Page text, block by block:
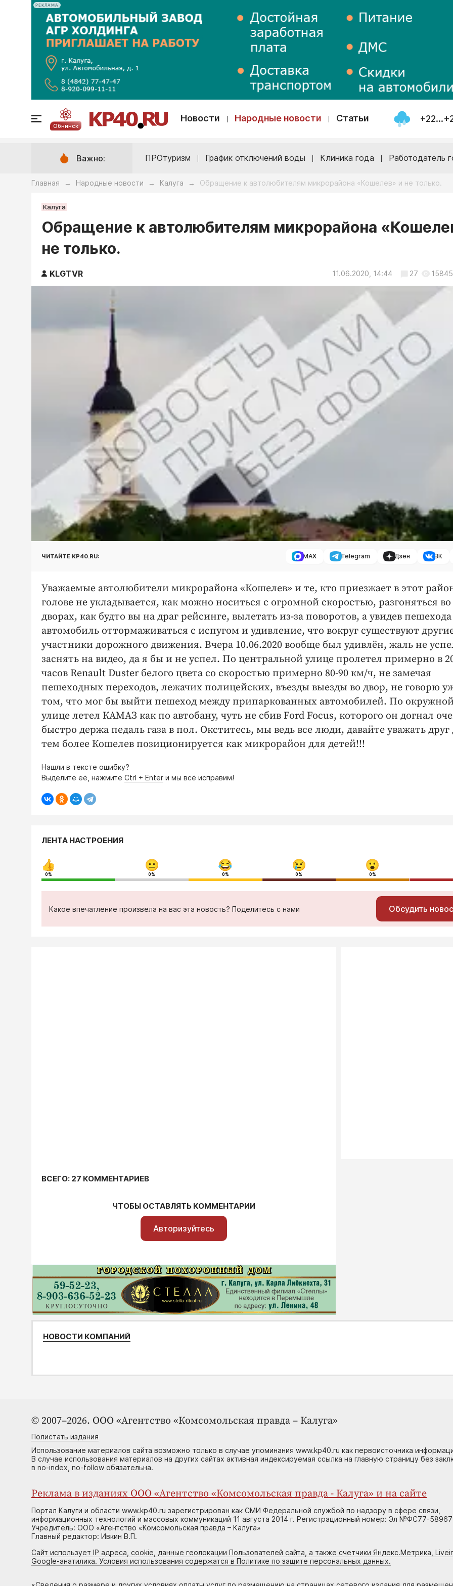
РЕКЛАМА
Обнинск
Новости Народные новости Статьи
Важно: ПРОтуризм График отключений воды Клиника года Работодатель
Главная → Народные новости → Калуга → Обращение к автолюбителям микрорайона «Кошелев» и не только.
Калуга
Обращение к автолюбителям микрорайона
не только.
KLGTVR 11.06.2020, 14:44 27 15845
ЧИТАЙТЕ KP40.RU: MAX Telegram Дзен ВК
Уважаемые автолюбители микрорайона «Кошелев» и те, кто приезжает в этот
голове не укладывается, как можно носиться с огромной скоростью, разгоняться во
дворах, как будто вы на драг рейсинге, вылетать из-за поворотов, а увидев
автомобиль оттормаживаться с испугом и удивление, что вокруг существуют
участники дорожного движения. Вчера 10.06.2020 вообще был удивлён, жаль не
заснять на видео, да я бы и не успел. По центральной улице пролетел примерно в
часов Renault Duster белого цвета со скоростью примерно 80-90 км/ч, не замечая
пешеходных переходов, лежачих полицейских, въезды выезды во двор, не говорю
том, что мог бы выйти пешеход между припаркованных автомобилей. По
улице летел КАМАЗ как по автобану, чуть не сбив Ford Focus, которого он догнал
быстро держа педаль газа в пол. Окститесь, мы ведь все люди, давайте уважать друг
тем более Кошелев позиционируется как микрорайон для детей!!!
Нашли в тексте ошибку?
Выделите её, нажмите Ctrl + Enter и мы всё исправим!
ЛЕНТА НАСТРОЕНИЯ
0% 0% 0% 0% 0%
Какое впечатление произвела на вас эта новость? Поделитесь с нами Обсудить
ВСЕГО: 27 КОММЕНТАРИЕВ
ЧТОБЫ ОСТАВЛЯТЬ КОММЕНТАРИИ
Авторизуйтесь
НОВОСТИ КОМПАНИЙ
© 2007–2026. ООО «Агентство «Комсомольская правда – Калуга»
Полистать издания
Использование материалов сайта возможно только в случае упоминания www.kp40.ru как первоисточника
В случае использования материалов на других сайтах активная индексируемая ссылка на главную страницу без
в no-index, no-follow обязательна.
Реклама в изданиях ООО «Агентство «Комсомольская правда - Калуга» и на сайте
Портал Калуги и области www.kp40.ru зарегистрирован как СМИ Федеральной службой по надзору в сфере связи,
информационных технологий и массовых коммуникаций 11 августа 2014 г. Регистрационный номер: Эл №ФС77-58967
Учредитель: ООО «Агентство «Комсомольская правда – Калуга»
Главный редактор: Ивкин В.П.
Сайт использует IP адреса, cookie, данные геолокации Пользователей сайта, а также счетчики Яндекс.Метрика,
Google-анатилика. Условия использования содержатся в Политике по защите персональных данных.